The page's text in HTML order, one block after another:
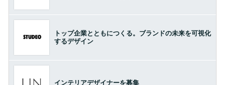
トップ企業とともにつくる。ブランドの未来を可視化
するデザイン
インテリアデザイナーを募集